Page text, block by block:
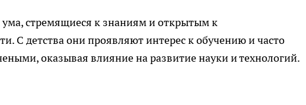
стремящиеся к знаниям и открытым к
С детства они проявляют интерес к обучению и часто
оказывая влияние на развитие науки и технологий.